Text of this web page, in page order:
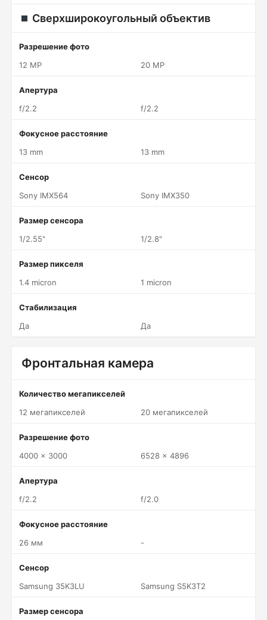
Сверхширокоугольный объектив
Разрешение фото
12 MP
20 MP
Апертура
f/2.2
f/2.2
Фокусное расстояние
13 mm
13 mm
Сенсор
Sony IMX564
Sony IMX350
Размер сенсора
1/2.55"
1/2.8"
Размер пикселя
1.4 micron
1 micron
Стабилизация
Да
Да
Фронтальная камера
Количество мегапикселей
12 мегапикселей
20 мегапикселей
Разрешение фото
4000 x 3000
6528 x 4896
Апертура
f/2.2
f/2.0
Фокусное расстояние
26 мм
-
Сенсор
Samsung 35K3LU
Samsung S5K3T2
Размер сенсора